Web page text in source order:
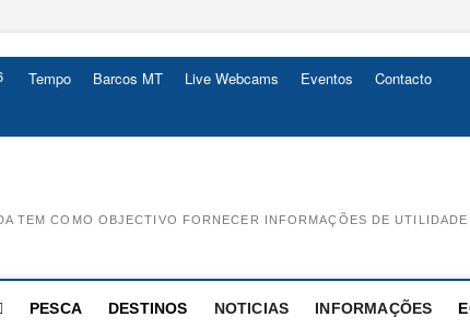
Tempo Barcos MT Live Webcams Eventos Contacto
TEM COMO OBJECTIVO FORNECER INFORMAÇÕES DE
PESCA DESTINOS NOTICIAS INFORMAÇÕES